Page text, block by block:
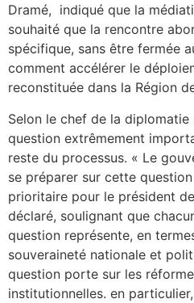
Dramé, indiqué que la
souhaité que la rencontre
spécifique, sans être fermée
comment accélérer le
reconstituée dans la Région
Selon le chef de la diplomatie
question extrêmement
reste du processus. « Le
se préparer sur cette question
prioritaire pour le président
déclaré, soulignant que
question représente, en
souveraineté nationale et
question porte sur les
institutionnelles. en